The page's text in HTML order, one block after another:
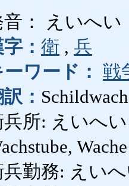
音： えいへい
： 衛 , 兵
ーワード： 戦
：
兵所: えいへ
兵勤務: えい